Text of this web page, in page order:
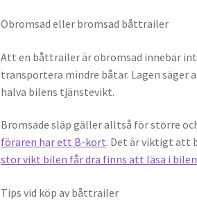
Obromsad eller bromsad båttrailer
Att en båttrailer är obromsad innebär
transportera mindre båtar. Lagen
halva bilens tjänstevikt.
Bromsade släp gäller alltså för större
föraren har ett B-kort. Det är viktigt att
stor vikt bilen får dra finns att läsa i
Tips vid köp av båttrailer